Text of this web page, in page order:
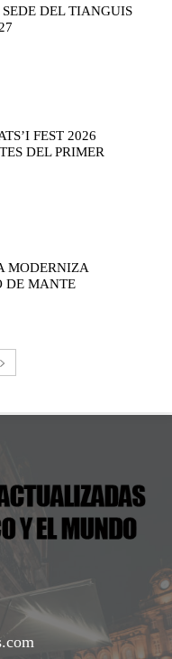
DEL TIANGUIS
FEST 2026
DEL PRIMER
MODERNIZA
DE MANTE